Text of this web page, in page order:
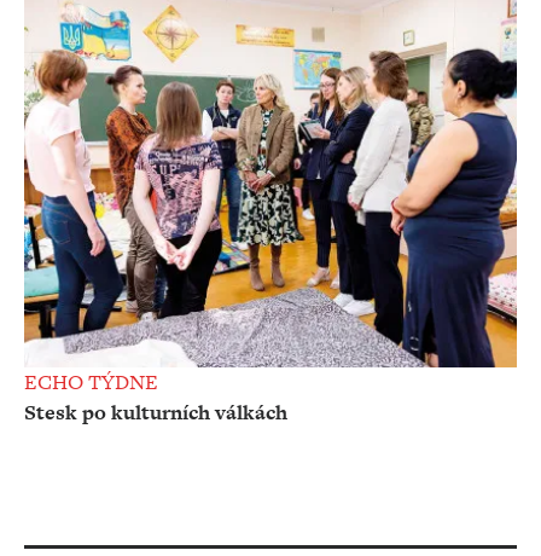
ECHO TÝDNE
Stesk po kulturních válkách